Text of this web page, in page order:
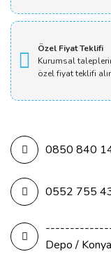
Özel Fiyat Teklifi
Kurumsal
özel fiyat teklifi
0850 840
0552 755
Depo /